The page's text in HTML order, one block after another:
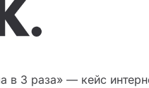
3 раза» — кейс